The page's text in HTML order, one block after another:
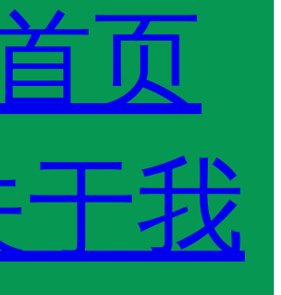
页
于我